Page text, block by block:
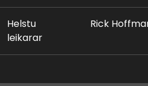
Helstu
leikarar
Rick